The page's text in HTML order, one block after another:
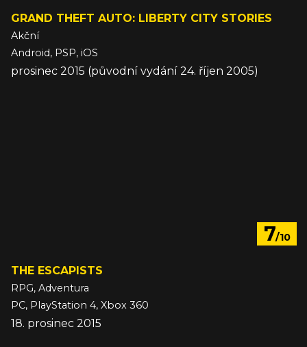
GRAND THEFT AUTO: LIBERTY CITY STORIES
Akční
Android, PSP, iOS
prosinec 2015 (původní vydání 24. říjen 2005)
7/10
THE ESCAPISTS
RPG, Adventura
PC, PlayStation 4, Xbox 360
18. prosinec 2015